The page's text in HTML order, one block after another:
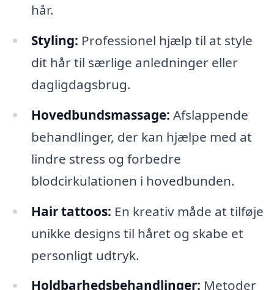
hår.
Styling: Professionel hjælp til at style
dit hår til særlige anledninger eller
dagligdagsbrug.
Hovedbundsmassage: Afslappende
behandlinger, der kan hjælpe med at
lindre stress og forbedre
blodcirkulationen i hovedbunden.
Hair tattoos: En kreativ måde at tilføje
unikke designs til håret og skabe et
personligt udtryk.
Holdbarhedsbehandlinger: Metoder